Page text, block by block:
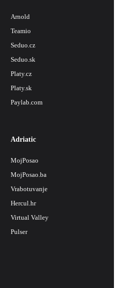
Arnold
Teamio
Seduo.cz
Seduo.sk
Platy.cz
Platy.sk
Paylab.com
Adriatic
MojPosao
MojPosao.ba
Vrabotuvanje
Hercul.hr
Virtual Valley
Pulser